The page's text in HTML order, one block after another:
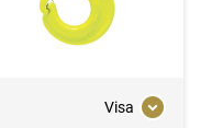
Visa